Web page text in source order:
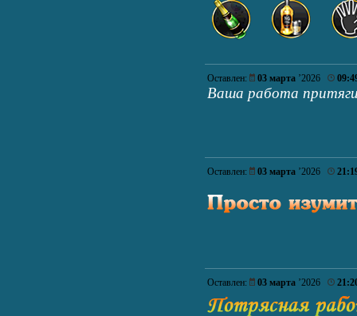
Оставлен: 03 марта ’2026
Ваша работа
Оставлен: 03 марта ’2026
Оставлен: 03 марта ’2026